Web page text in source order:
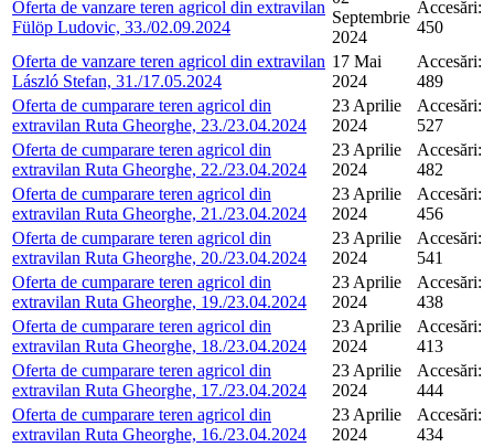
Oferta de vanzare teren agricol din extravilan
Fülöp Ludovic, 33./02.09.2024
Septembrie
2024
Accesări:
450
Oferta de vanzare teren agricol din extravilan
László Stefan, 31./17.05.2024
17 Mai
2024
Accesări:
489
Oferta de cumparare teren agricol din
extravilan Ruta Gheorghe, 23./23.04.2024
23 Aprilie
2024
Accesări:
527
Oferta de cumparare teren agricol din
extravilan Ruta Gheorghe, 22./23.04.2024
23 Aprilie
2024
Accesări:
482
Oferta de cumparare teren agricol din
extravilan Ruta Gheorghe, 21./23.04.2024
23 Aprilie
2024
Accesări:
456
Oferta de cumparare teren agricol din
extravilan Ruta Gheorghe, 20./23.04.2024
23 Aprilie
2024
Accesări:
541
Oferta de cumparare teren agricol din
extravilan Ruta Gheorghe, 19./23.04.2024
23 Aprilie
2024
Accesări:
438
Oferta de cumparare teren agricol din
extravilan Ruta Gheorghe, 18./23.04.2024
23 Aprilie
2024
Accesări:
413
Oferta de cumparare teren agricol din
extravilan Ruta Gheorghe, 17./23.04.2024
23 Aprilie
2024
Accesări:
444
Oferta de cumparare teren agricol din
extravilan Ruta Gheorghe, 16./23.04.2024
23 Aprilie
2024
Accesări:
434